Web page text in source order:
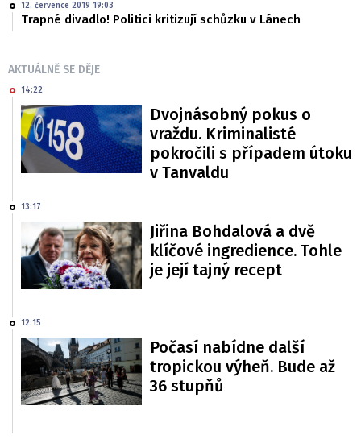
12. července 2019 19:03
Trapné divadlo! Politici kritizují schůzku v Lánech
AKTUÁLNĚ SE DĚJE
14:22
Dvojnásobný pokus o
vraždu. Kriminalisté
pokročili s případem útoku
v Tanvaldu
13:17
Jiřina Bohdalová a dvě
klíčové ingredience. Tohle
je její tajný recept
12:15
Počasí nabídne další
tropickou výheň. Bude až
36 stupňů